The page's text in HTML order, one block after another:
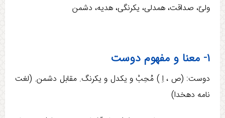
ولیّ، صداقت، همدلی، یکرنگی، هدیه، دشمن
۱- معنا و مفهوم دوست
دوست: (ص ، اِ ) مُحِبْ و یکدل و یکرنگ. مقابل دشمن. (لغت
نامه دهخدا)